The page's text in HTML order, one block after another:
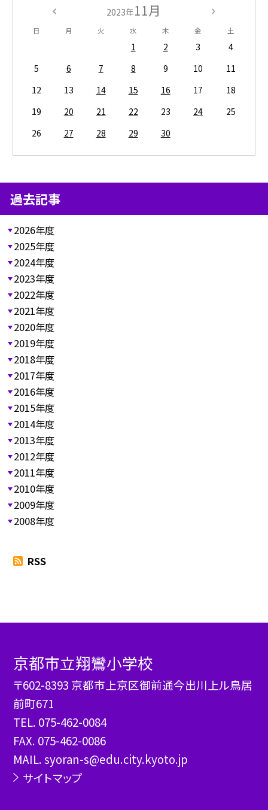
2023年11月
日 月 火 水 木 金 土
1 2 3
4
5
6 7 8 9 10
11
12
13 14 15 16 17
18
19
20 21 22 23 24
25
26
27 28 29 30
過去記事
2026年度
2025年度
2024年度
2023年度
2022年度
2021年度
2020年度
2019年度
2018年度
2017年度
2016年度
2015年度
2014年度
2013年度
2012年度
2011年度
2010年度
2009年度
2008年度
RSS
京都市立翔鸞小学校
〒602-8393 京都市上京区御前通今出川上ル鳥居
前町671
TEL. 075-462-0084
FAX. 075-462-0086
MAIL. syoran-s@edu.city.kyoto.jp
サイトマップ